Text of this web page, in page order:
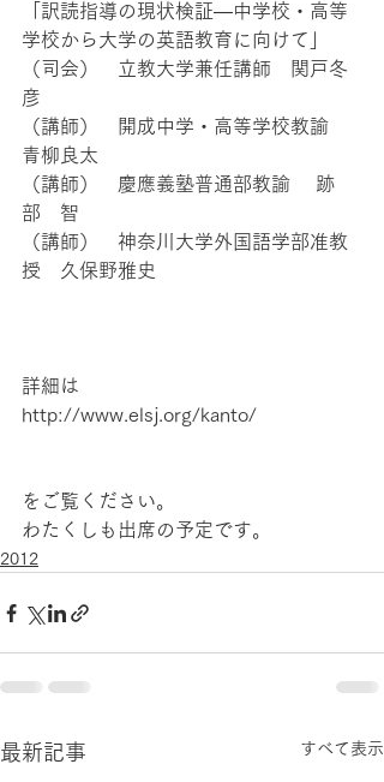
「訳読指導の現状検証―中学校・高等
学校から大学の英語教育に向けて」
（司会）　立教大学兼任講師　関戸冬
彦
（講師）　開成中学・高等学校教諭
青柳良太
（講師）　慶應義塾普通部教諭 　跡
部　智
（講師）　神奈川大学外国語学部准教
授　久保野雅史
詳細は
http://www.elsj.org/kanto/
をご覧ください。
わたくしも出席の予定です。
2012
最新記事 すべて表示